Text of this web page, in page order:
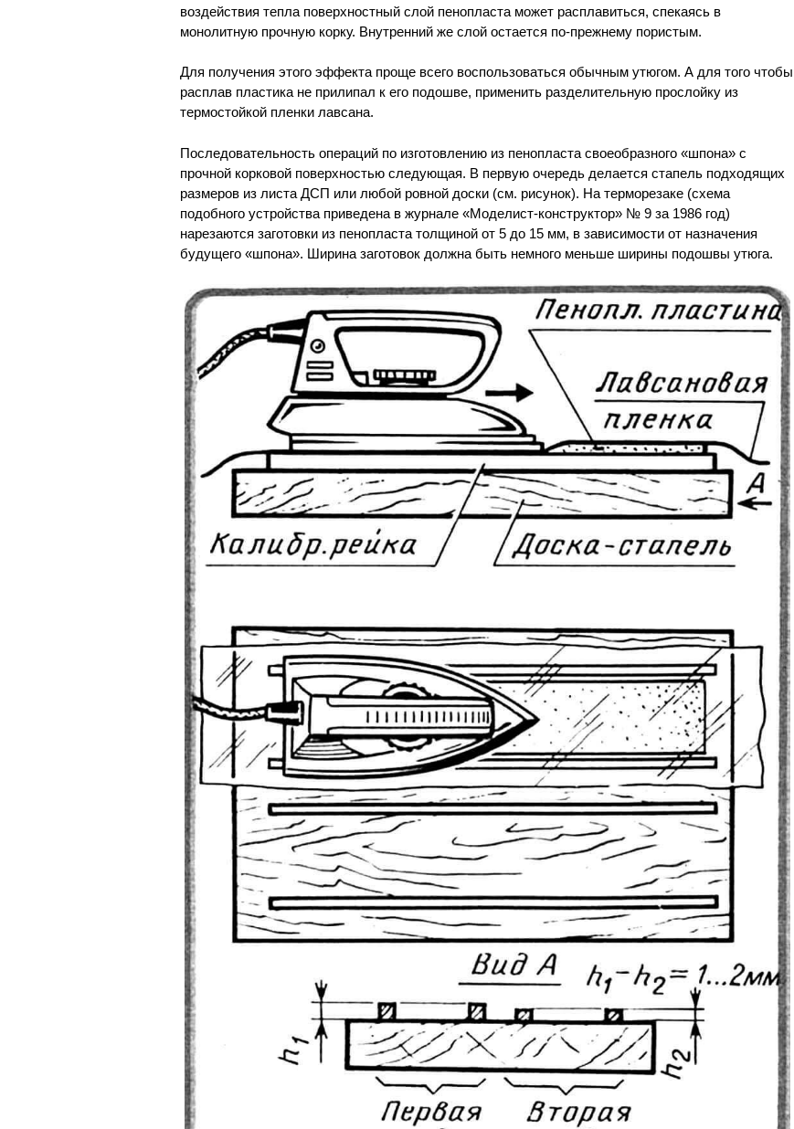
воздействия тепла поверхностный слой пенопласта может расплавиться, спекаясь в
монолитную прочную корку. Внутренний же слой остается по-прежнему пористым.
Для получения этого эффекта проще всего воспользоваться обычным утюгом. А для того чтобы
расплав пластика не прилипал к его подошве, применить разделительную прослойку из
термостойкой пленки лавсана.
Последовательность операций по изготовлению из пенопласта своеобразного «шпона» с
прочной корковой поверхностью следующая. В первую очередь делается стапель подходящих
размеров из листа ДСП или любой ровной доски (см. рисунок). На терморезаке (схема
подобного устройства приведена в журнале «Моделист-конструктор» № 9 за 1986 год)
нарезаются заготовки из пенопласта толщиной от 5 до 15 мм, в зависимости от назначения
будущего «шпона». Ширина заготовок должна быть немного меньше ширины подошвы утюга.